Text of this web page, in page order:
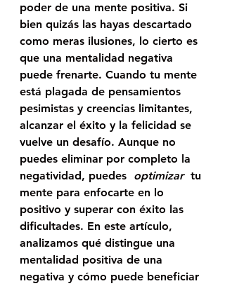
poder de una mente positiva. Si
bien quizás las hayas descartado
como meras ilusiones, lo cierto es
que una mentalidad negativa
puede frenarte. Cuando tu mente
está plagada de pensamientos
pesimistas y creencias limitantes,
alcanzar el éxito y la felicidad se
vuelve un desafío. Aunque no
puedes eliminar por completo la
negatividad, puedes optimizar tu
mente para enfocarte en lo
positivo y superar con éxito las
dificultades. En este artículo,
analizamos qué distingue una
mentalidad positiva de una
negativa y cómo puede beneficiar